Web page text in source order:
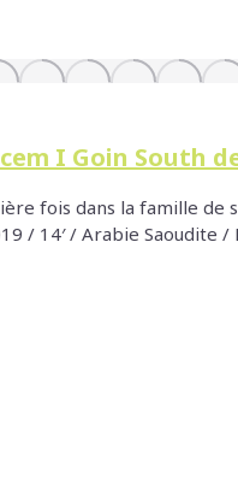
I Goin South
fois dans la famille de
/ 14′ / Arabie Saoudite